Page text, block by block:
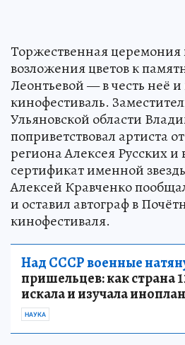
Торжественная церемония
возложения цветов к
Леонтьевой — в честь неё и
кинофестиваль.
Ульяновской области
поприветствовал артиста
региона Алексея Русских и
сертификат именной
Алексей Кравченко
и оставил автограф в
кинофестиваля.
Над СССР военные
пришельцев: как страна
искала и изучала
НАУКА